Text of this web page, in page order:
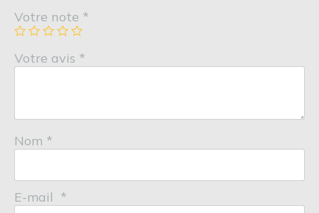
Votre note *
Votre avis *
Nom *
E-mail *